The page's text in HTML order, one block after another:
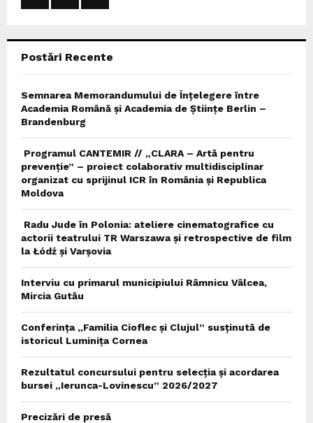
Postări Recente
Semnarea Memorandumului de Înțelegere între
Academia Română și Academia de Științe Berlin –
Brandenburg
Programul CANTEMIR // „CLARA – Artă pentru
prevenție” – proiect colaborativ multidisciplinar
organizat cu sprijinul ICR în România și Republica
Moldova
Radu Jude în Polonia: ateliere cinematografice cu
actorii teatrului TR Warszawa și retrospective de film
la Łódź și Varșovia
Interviu cu primarul municipiului Râmnicu Vâlcea,
Mircia Gutău
Conferința „Familia Cioflec și Clujul” susținută de
istoricul Luminița Cornea
Rezultatul concursului pentru selecția și acordarea
bursei „Ierunca-Lovinescu” 2026/2027
Precizări de presă